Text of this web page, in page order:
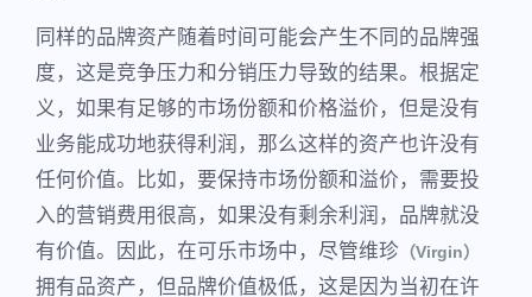
同样的品牌资产随着时间可能会产生不同的品牌强
度，这是竞争压力和分销压力导致的结果。根据定
义，如果有足够的市场份额和价格溢价，但是没有
业务能成功地获得利润，那么这样的资产也许没有
任何价值。比如，要保持市场份额和溢价，需要投
入的营销费用很高，如果没有剩余利润，品牌就没
有价值。因此，在可乐市场中，尽管维珍 （Virgin）
拥有品资产，但品牌价值极低，这是因为当初在许